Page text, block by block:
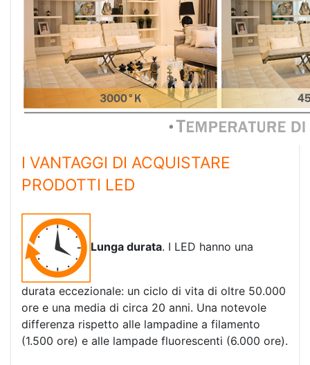
I VANTAGGI DI ACQUISTARE
PRODOTTI LED
Lunga durata. I LED hanno una
durata eccezionale: un ciclo di vita di oltre 50.000
ore e una media di circa 20 anni. Una notevole
differenza rispetto alle lampadine a filamento
(1.500 ore) e alle lampade fluorescenti (6.000 ore).